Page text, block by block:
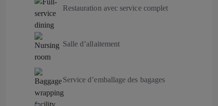
Restauration avec service complet
Salle d’allaitement
Service d’emballage des bagages